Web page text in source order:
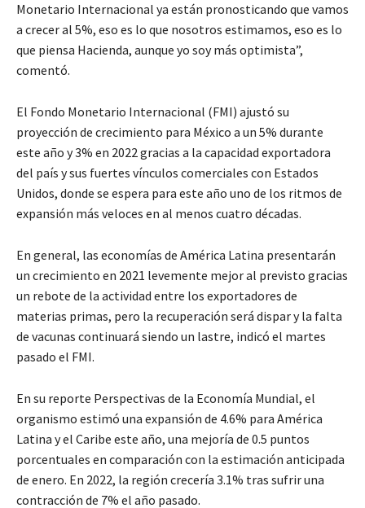
Monetario Internacional ya están pronosticando que vamos
a crecer al 5%, eso es lo que nosotros estimamos, eso es lo
que piensa Hacienda, aunque yo soy más optimista”,
comentó.
El Fondo Monetario Internacional (FMI) ajustó su
proyección de crecimiento para México a un 5% durante
este año y 3% en 2022 gracias a la capacidad exportadora
del país y sus fuertes vínculos comerciales con Estados
Unidos, donde se espera para este año uno de los ritmos de
expansión más veloces en al menos cuatro décadas.
En general, las economías de América Latina presentarán
un crecimiento en 2021 levemente mejor al previsto gracias
un rebote de la actividad entre los exportadores de
materias primas, pero la recuperación será dispar y la falta
de vacunas continuará siendo un lastre, indicó el martes
pasado el FMI.
En su reporte Perspectivas de la Economía Mundial, el
organismo estimó una expansión de 4.6% para América
Latina y el Caribe este año, una mejoría de 0.5 puntos
porcentuales en comparación con la estimación anticipada
de enero. En 2022, la región crecería 3.1% tras sufrir una
contracción de 7% el año pasado.